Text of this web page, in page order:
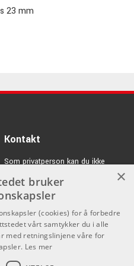
23 mm
Kontakt
Som privatperson kan du ikke
kjøpe på denne nettsiden, alt salg
skjer gjennom våre forhandlere.
info@emnordic.no
×
bruker
(cookies) for å forbedre
vårt samtykker du i alle
med retningslinjene våre for
Les mer